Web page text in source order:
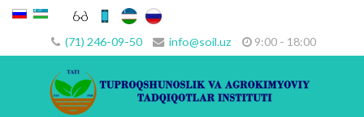
(71) 246-09-50 info@soil.uz 9:00 - 18:00